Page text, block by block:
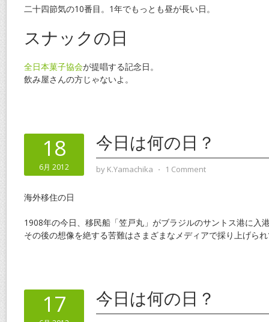
二十四節気の10番目。1年でもっとも昼が長い日。
スナックの日
全日本菓子協会が提唱する記念日。
飲み屋さんの方じゃないよ。
18
6月 2012
今日は何の日？
by K.Yamachika ⋅ 1 Comment
海外移住の日
1908年の今日、移民船「笠戸丸」がブラジルのサントス港に入
その後の想像を絶する苦難はさまざまなメディアで採り上げら
17 今日は何の日？